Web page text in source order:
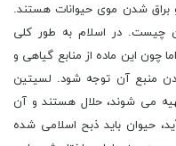
براق شدن موی حیوانات هستند.
چیست. در اسلام به طور کلی
چون این ماده از منابع گیاهی و
منبع آن توجه شود. لسیتین
می شوند، حلال هستند و آن
حیوان باید ذبح اسلامی شده